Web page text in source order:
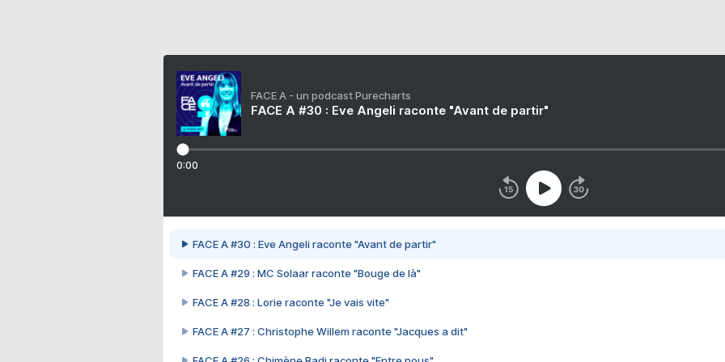
FACE A - un podcast Purecharts
FACE A #30 : Eve Angeli raconte "Avant de partir"
0:00
FACE A #30 : Eve Angeli raconte "Avant de partir"
FACE A #29 : MC Solaar raconte "Bouge de là"
FACE A #28 : Lorie raconte "Je vais vite"
FACE A #27 : Christophe Willem raconte "Jacques a dit"